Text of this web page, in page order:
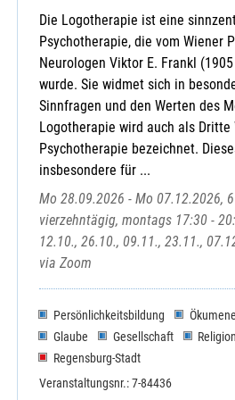
Die Logotherapie ist eine
Psychotherapie, die vom Wiener
Neurologen Viktor E. Frankl
wurde. Sie widmet sich in
Sinnfragen und den Werten des
Logotherapie wird auch als Dritte
Psychotherapie bezeichnet.
insbesondere für ...
Mo 28.09.2026 - Mo 07.12.2026,
vierzehntägig, montags 17:30 -
12.10., 26.10., 09.11., 23.11.,
via Zoom
Persönlichkeitsbildung Ökumene
Glaube
Gesellschaft
Regensburg-Stadt
Veranstaltungsnr.: 7-84436